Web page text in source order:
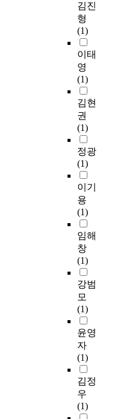
김진
형
(1)
이태
영
(1)
김현
권
(1)
정광
(1)
이기
용
(1)
임해
창
(1)
강범
모
(1)
윤영
자
(1)
김정
우
(1)